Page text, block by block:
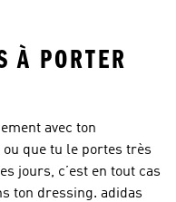
À PORTER
avec ton
que tu le portes très
jours, c’est en tout cas
ton dressing. adidas